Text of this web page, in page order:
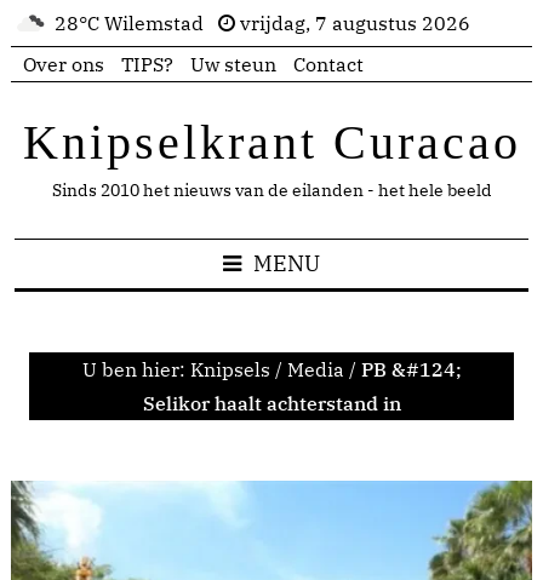
28°C Wilemstad
vrijdag, 7 augustus 2026
Over ons
TIPS? Uw steun Contact
Knipselkrant Curacao
Sinds 2010 het nieuws van de eilanden - het hele beeld
MENU
U ben hier: Knipsels / Media / PB &#124;
Selikor haalt achterstand in